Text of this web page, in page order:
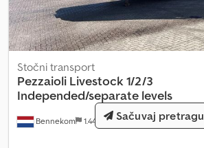
Bennekom 1.443 km
Stočni transport
Pezzaioli Livestock 1/2/3
Independed/separate levels
Sačuvaj pretragu